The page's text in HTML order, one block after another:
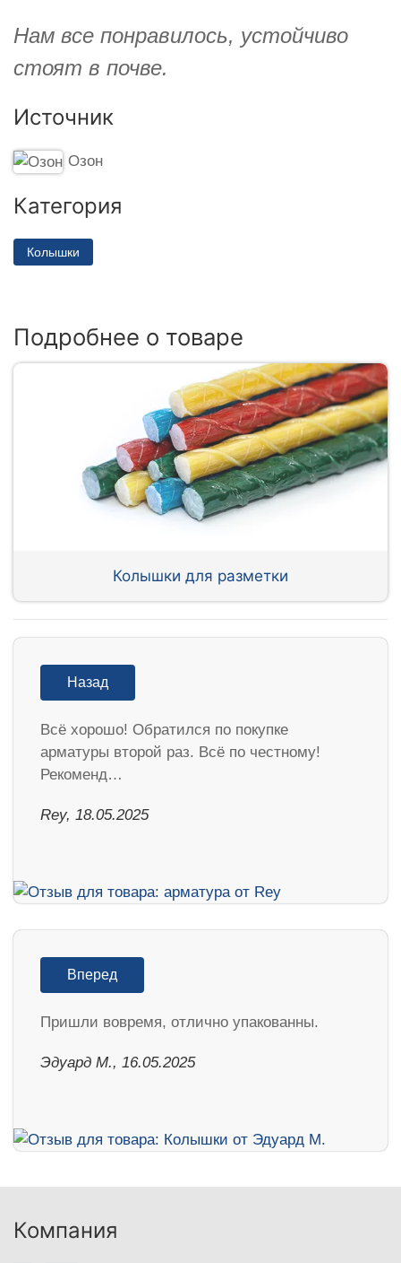
Нам все понравилось, устойчиво
стоят в почве.
Источник
Озон
Категория
Колышки
Подробнее о товаре
Колышки для разметки
Назад
Всё хорошо! Обратился по покупке
арматуры второй раз. Всё по честному!
Рекоменд…
Rey, 18.05.2025
Вперед
Пришли вовремя, отлично упакованны.
Эдуард М., 16.05.2025
Компания